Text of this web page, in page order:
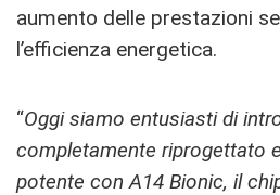
aumento delle prestazioni
l’efficienza energetica.
“Oggi siamo entusiasti di
completamente riprogettato
potente con A14 Bionic, il